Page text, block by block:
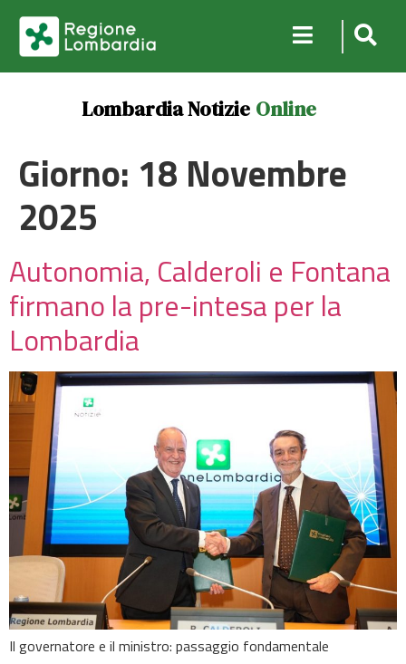
Lombardia Notizie Online
Giorno: 18 Novembre
2025
Autonomia, Calderoli e Fontana
firmano la pre-intesa per la
Lombardia
Il governatore e il ministro: passaggio fondamentale